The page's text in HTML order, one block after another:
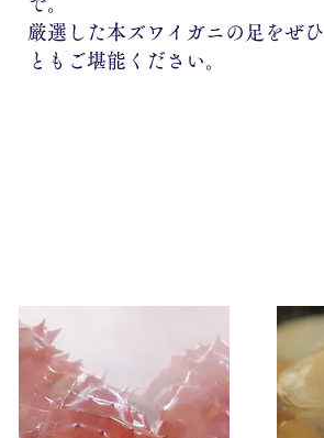
​厳選した本ズワイガニの足をぜひ
ともご堪能ください。